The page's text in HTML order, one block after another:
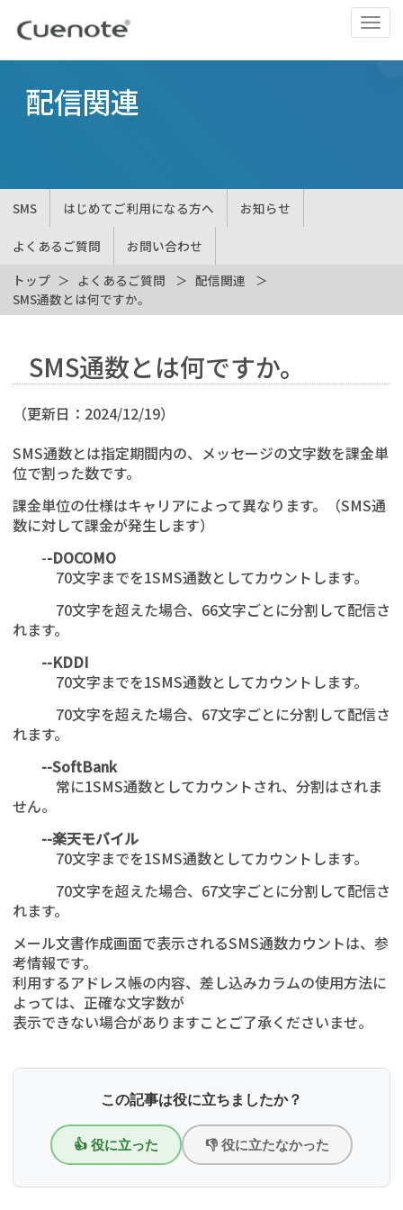
ナ
ビ
ゲ
切
配信関連
SMS はじめてご利用になる方へ お知らせ
よくあるご質問
お問い合わせ
トップ
よくあるご質問
配信関連
SMS通数とは何ですか。
SMS通数とは何ですか。
（更新日：2024/12/19）
SMS通数とは指定期間内の、メッセージの文字数を課金単
位で割った数です。
課金単位の仕様はキャリアによって異なります。（SMS通
数に対して課金が発生します）
--DOCOMO
70文字までを1SMS通数としてカウントします。
70文字を超えた場合、66文字ごとに分割して配信さ
れます。
--KDDI
70文字までを1SMS通数としてカウントします。
70文字を超えた場合、67文字ごとに分割して配信さ
れます。
--SoftBank
常に1SMS通数としてカウントされ、分割はされま
せん。
--楽天モバイル
70文字までを1SMS通数としてカウントします。
70文字を超えた場合、67文字ごとに分割して配信さ
れます。
メール文書作成画面で表示されるSMS通数カウントは、参
考情報です。
利用するアドレス帳の内容、差し込みカラムの使用方法に
よっては、正確な文字数が
表示できない場合がありますことご了承くださいませ。
この記事は役に立ちましたか？
👍 役に立った 👎 役に立たなかった